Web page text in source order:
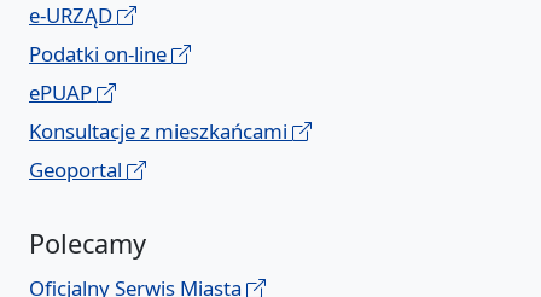
e-URZĄD
Podatki on-line
ePUAP
Konsultacje z mieszkańcami
Geoportal
Polecamy
Oficjalny Serwis Miasta